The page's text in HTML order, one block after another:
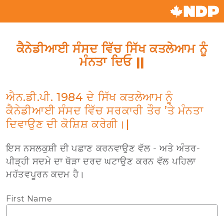
ਕੈਨੇਡੀਆਈ ਸੰਸਦ ਵਿੱਚ ਸਿੱਖ ਕਤਲੇਆਮ ਨੂੰ
ਮੰਨਤਾ ਦਿਓ ||
ਐਨ.ਡੀ.ਪੀ. 1984 ਦੇ ਸਿੱਖ ਕਤਲੇਆਮ ਨੂੰ
ਕੈਨੇਡੀਆਈ ਸੰਸਦ ਵਿੱਚ ਸਰਕਾਰੀ ਤੌਰ ’ਤੇ ਮੰਨਤਾ
ਦਿਵਾਉਣ ਦੀ ਕੋਸ਼ਿਸ਼ ਕਰੇਗੀ।|
ਇਸ ਨਸਲਕੁਸ਼ੀ ਦੀ ਪਛਾਣ ਕਰਨਵਾਉਣ ਵੱਲ - ਅਤੇ ਅੰਤਰ-
ਪੀੜ੍ਹੀ ਸਦਮੇ ਦਾ ਥੋੜਾ ਦਰਦ ਘਟਾਉਣ ਕਰਨ ਵੱਲ ਪਹਿਲਾ
ਮਹੱਤਵਪੂਰਨ ਕਦਮ ਹੈ।
First Name